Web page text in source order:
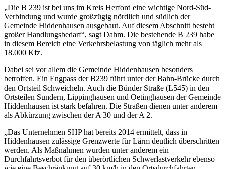
„Die B 239 ist bei uns im Kreis Herford eine wichtige Nord-Süd-
Verbindung und wurde großzügig nördlich und südlich der
Gemeinde Hiddenhausen ausgebaut. Auf diesem Abschnitt besteht
großer Handlungsbedarf“, sagt Dahm. Die bestehende B 239 habe
in diesem Bereich eine Verkehrsbelastung von täglich mehr als
18.000 Kfz.
Dabei sei vor allem die Gemeinde Hiddenhausen besonders
betroffen. Ein Engpass der B239 führt unter der Bahn-Brücke durch
den Ortsteil Schweicheln. Auch die Bünder Straße (L545) in den
Ortsteilen Sundern, Lippinghausen und Oetinghausen der Gemeinde
Hiddenhausen ist stark befahren. Die Straßen dienen unter anderem
als Abkürzung zwischen der A 30 und der A 2.
„Das Unternehmen SHP hat bereits 2014 ermittelt, dass in
Hiddenhausen zulässige Grenzwerte für Lärm deutlich überschritten
werden. Als Maßnahmen wurden unter anderem ein
Durchfahrtsverbot für den überörtlichen Schwerlastverkehr ebenso